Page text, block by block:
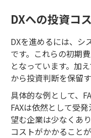
DXへの投資コ
DXを進めるには、シ
です。これらの初期
となっています。加
から投資判断を保留
具体的な例として、
FAXは依然として受
望む企業は少なくあ
コストがかかること